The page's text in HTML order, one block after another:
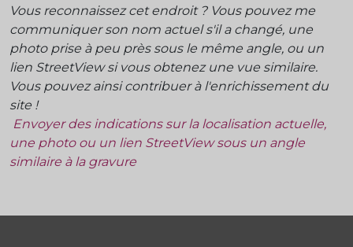
Vous reconnaissez cet endroit ? Vous pouvez me
communiquer son nom actuel s'il a changé, une
photo prise à peu près sous le même angle, ou un
lien StreetView si vous obtenez une vue similaire.
Vous pouvez ainsi contribuer à l'enrichissement du
site !
Envoyer des indications sur la localisation actuelle,
une photo ou un lien StreetView sous un angle
similaire à la gravure